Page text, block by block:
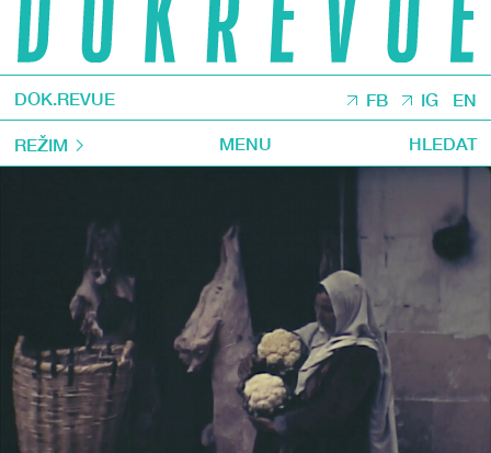
DOK.REVUE FB IG EN
REŽIM MENU HLEDAT